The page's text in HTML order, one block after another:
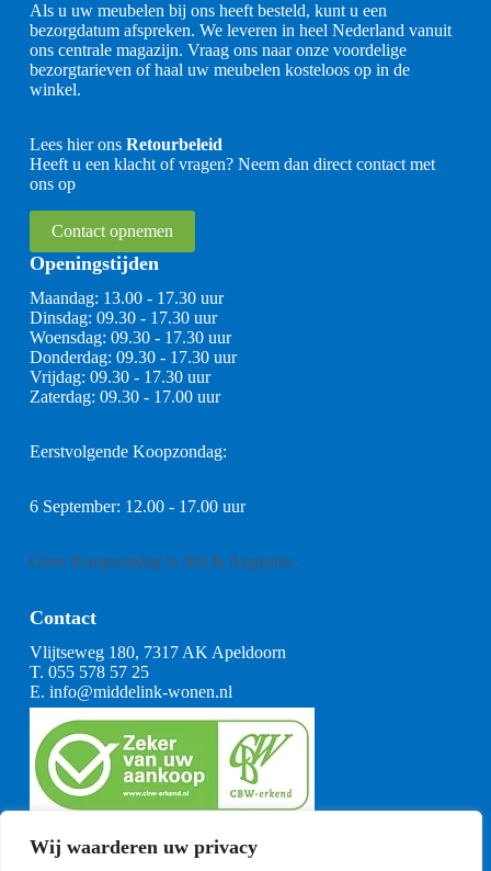
Wij waarderen uw privacy
Als u uw meubelen bij ons heeft besteld, kunt u een
bezorgdatum afspreken. We leveren in heel Nederland vanuit
ons centrale magazijn. Vraag ons naar onze voordelige
bezorgtarieven of haal uw meubelen kosteloos op in de
winkel.
Lees hier ons Retourbeleid
Heeft u een klacht of vragen? Neem dan direct contact met
ons op
Contact opnemen
Openingstijden
Maandag: 13.00 - 17.30 uur
Dinsdag: 09.30 - 17.30 uur
Woensdag: 09.30 - 17.30 uur
Donderdag: 09.30 - 17.30 uur
Vrijdag: 09.30 - 17.30 uur
Zaterdag: 09.30 - 17.00 uur
Eerstvolgende Koopzondag:
6 September: 12.00 - 17.00 uur
Geen Koopzondag in Juli & Augustus
Contact
Vlijtseweg 180, 7317 AK Apeldoorn
T. 055 578 57 25
E. info@middelink-wonen.nl
KvK: 08164360
BTW: NL001377739B29